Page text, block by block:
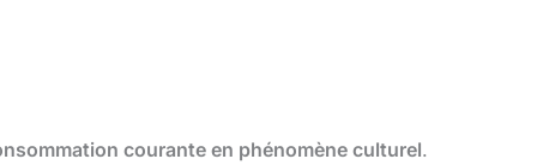
courante en phénomène culturel.